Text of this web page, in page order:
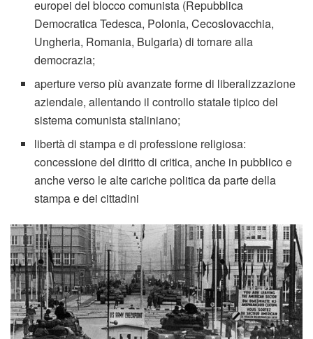
europei del blocco comunista (Repubblica
Democratica Tedesca, Polonia, Cecoslovacchia,
Ungheria, Romania, Bulgaria) di tornare alla
democrazia;
aperture verso più avanzate forme di liberalizzazione
aziendale, allentando il controllo statale tipico del
sistema comunista staliniano;
libertà di stampa e di professione religiosa:
concessione del diritto di critica, anche in pubblico e
anche verso le alte cariche politica da parte della
stampa e dei cittadini